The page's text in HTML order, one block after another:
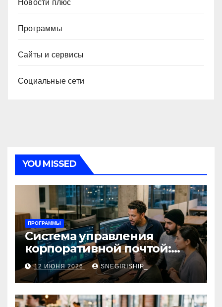
Новости плюс
Программы
Сайты и сервисы
Социальные сети
YOU MISSED
ПРОГРАММЫ
Система управления
корпоративной почтой:
функции, безопасность и
интеграция
12 ИЮНЯ 2026 SNEGIRISHIP_